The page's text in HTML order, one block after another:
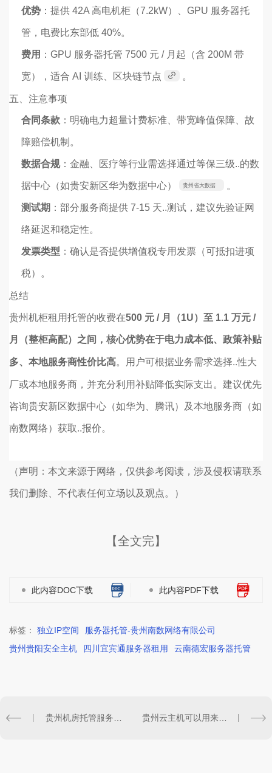
优势 ：提供 42A 高电机柜（7.2kW）、GPU 服务器托
管，电费比东部低 40%。
费用 ：GPU 服务器托管 7500 元 / 月起（含 200M 带
宽），适合 AI 训练、区块链节点 。
五、注意事项
合同条款 ：明确电力超量计费标准、带宽峰值保障、故
障赔偿机制。
数据合规：金融、医疗等行业需选择通过等保三级..的数
据中心（如贵安新区华为数据中心）
贵州省大数据
。
测试期 ：部分服务商提供 7-15 天..测试，建议先验证网
络延迟和稳定性。
发票类型 ：确认是否提供增值税专用发票（可抵扣进项
税）。
总结
贵州机柜租用托管的收费在500 元 / 月（1U）至 1.1 万元 /
月（整柜高配） 之间，核心优势在于电力成本低、政策补贴
多、本地服务商性价比高。用户可根据业务需求选择..性大
厂或本地服务商，并充分利用补贴降低实际支出。建议优先
咨询贵安新区数据中心（如华为、腾讯）及本地服务商（如
南数网络）获取..报价。
（声明：本文来源于网络，仅供参考阅读，涉及侵权请联系
我们删除、不代表任何立场以及观点。）
【全文完】
此内容DOC下载 此内容PDF下载
标签： 独立IP空间
服务器托管-贵州南数网络有限公司
贵州贵阳安全主机
四川宜宾通服务器租用 云南德宏服务器托管